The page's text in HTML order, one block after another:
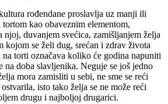
rođendane proslavlja uz manji ili
kao obaveznim elementom,
njoj, duvanjem svećica, zamišljanjem želja
kojom se želi dug, srećan i zdrav života
torti označava koliko će godina napuniti
na doba slavljenika. Neguje se još jedno
mora zamisliti u sebi, ne sme se reći
isto tako želja se ne može reći
drugu i najboljoj drugarici.